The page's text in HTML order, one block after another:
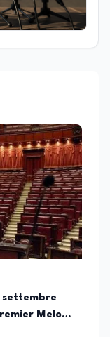
campo della
di
e contenuti
collaborando
realtà.
di editing e
redazioni e
contenuti
È
di
Su
dedicati ad
di
la
Meloni